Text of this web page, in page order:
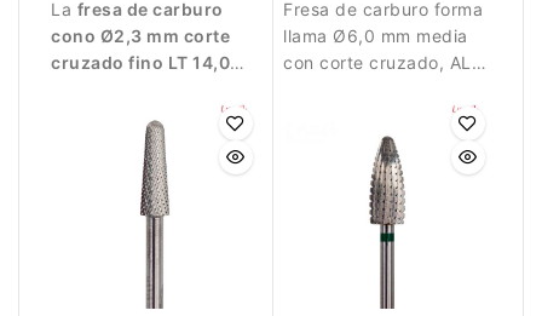
La fresa de carburo
cono Ø2,3 mm corte
cruzado fino LT 14,0
trabajos precisos de
manicura y pedicura
profesional. El corte
cruzado fino permite
eliminar material de
forma controlada y
suave, mientras que la
forma cono facilita el
Fresa de carburo forma
llama Ø6,0 mm media
con corte cruzado, AL
equilibrio perfecto entre
potencia y precisión
para trabajos de
manicura profesional.